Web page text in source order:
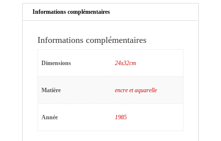
Informations complémentaires
Informations complémentaires
Dimensions 24x32cm
Matière encre et aquarelle
Année 1985